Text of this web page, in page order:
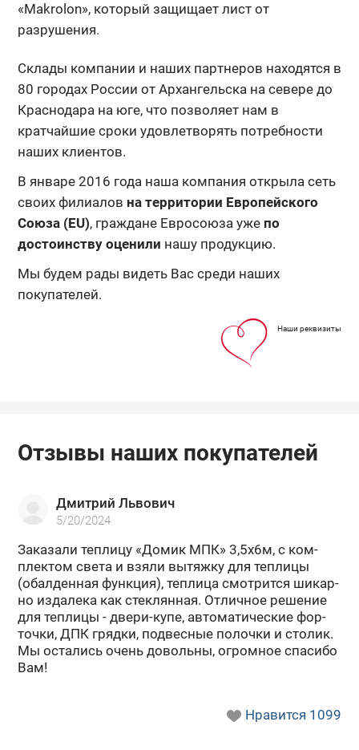
«Makrolon», который защищает лист от
разрушения.
Склады компании и наших партнеров находятся в
80 городах России от Архангельска на севере до
Краснодара на юге, что позволяет нам в
кратчайшие сроки удовлетворять потребности
наших клиентов.
В январе 2016 года наша компания открыла сеть
своих филиалов на территории Европейского
Союза (EU), граждане Евросоюза уже по
достоинству оценили нашу продукцию.
Мы будем рады видеть Вас среди наших
покупателей.
Наши реквизиты
Отзывы наших покупателей
Дмитрий Львович
5/20/2024
За­ка­за­ли теп­ли­цу «Домик МПК» 3,5х6м, с ком­
плек­том света и взяли вы­тяж­ку для теп­ли­цы
(обал­ден­ная функ­ция), теп­ли­ца смот­рит­ся ши­кар­
но из­да­ле­ка как стек­лян­ная. От­лич­ное ре­ше­ние
для теп­ли­цы - двери-​купе, ав­то­ма­ти­че­ские фор­
точ­ки, ДПК гряд­ки, под­вес­ные по­лоч­ки и сто­лик.
Мы оста­лись очень до­воль­ны, огром­ное спа­си­бо
Вам!
Нравится 1099